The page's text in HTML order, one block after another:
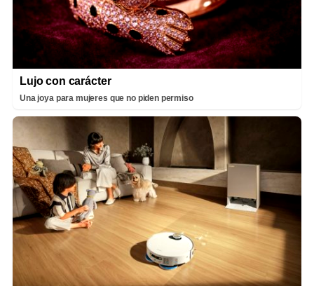
Lujo con carácter
Una joya para mujeres que no piden permiso